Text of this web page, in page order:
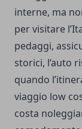
interne, ma
per visitare
pedaggi,
storici, l’auto
quando
viaggio low
costa